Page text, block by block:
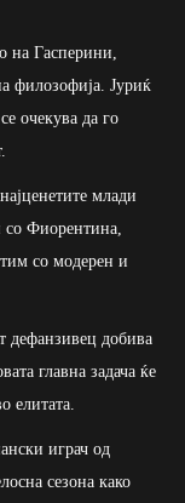
на Гасперини,
филозофија. Јуриќ
очекува да го
млади
со Фиорентина,
со модерен и
дефанзивец добива
главна задача ќе
елитата.
играч од
сезона како